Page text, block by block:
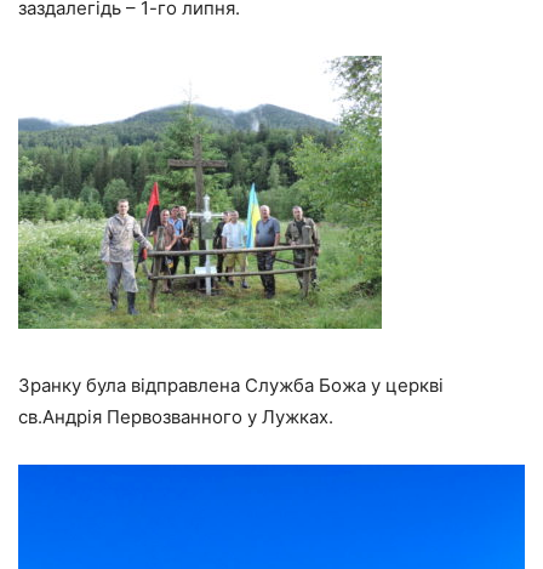
заздалегідь – 1-го липня.
Зранку була відправлена Служба Божа у церкві
св.Андрія Первозванного у Лужках.